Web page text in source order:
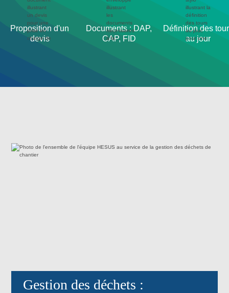
Proposition d'un
devis
Documents : DAP,
CAP, FID
Définition des
au jour
Gestion des déchets :